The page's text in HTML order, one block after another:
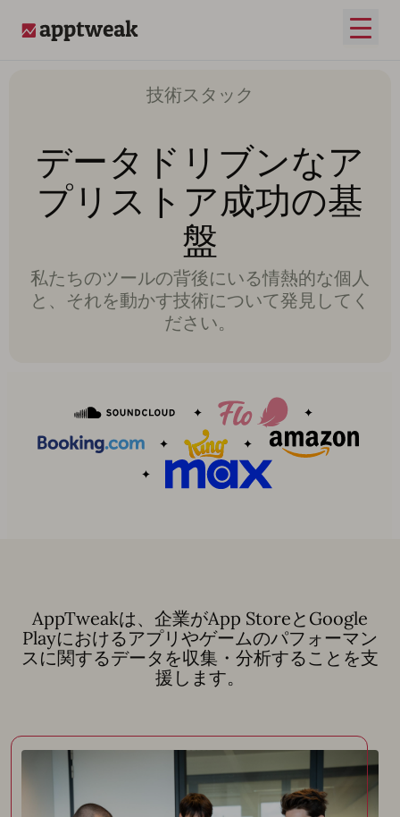
メイ
技術スタック
データドリブンなア
プリストア成功の基
盤
私たちのツールの背後にいる情熱的な個人
と、それを動かす技術について発見してく
ださい。
AppTweakは、企業がApp StoreとGoogle
Playにおけるアプリやゲームのパフォーマン
スに関するデータを収集・分析することを支
援します。